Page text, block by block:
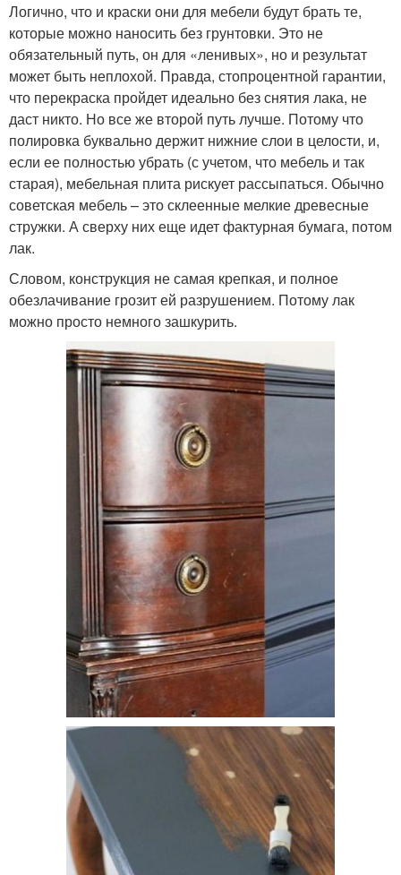
Логично, что и краски они для мебели будут брать те,
которые можно наносить без грунтовки. Это не
обязательный путь, он для «ленивых», но и результат
может быть неплохой. Правда, стопроцентной гарантии,
что перекраска пройдет идеально без снятия лака, не
даст никто. Но все же второй путь лучше. Потому что
полировка буквально держит нижние слои в целости, и,
если ее полностью убрать (с учетом, что мебель и так
старая), мебельная плита рискует рассыпаться. Обычно
советская мебель – это склеенные мелкие древесные
стружки. А сверху них еще идет фактурная бумага, потом
лак.
Словом, конструкция не самая крепкая, и полное
обезлачивание грозит ей разрушением. Потому лак
можно просто немного зашкурить.